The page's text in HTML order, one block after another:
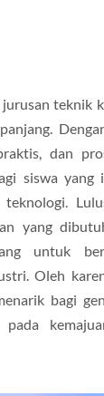
teknik
dan
siswa yang
yang
untuk
Oleh
bagi